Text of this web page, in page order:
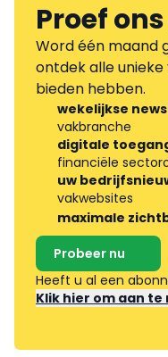
Proef ons
Word één maand
ontdek alle
bieden hebben.
wekelijkse
vakbranche
digitale
financiële
uw
vakwebsites
maximale
Probeer nu
Heeft u al een
Klik hier om aan te